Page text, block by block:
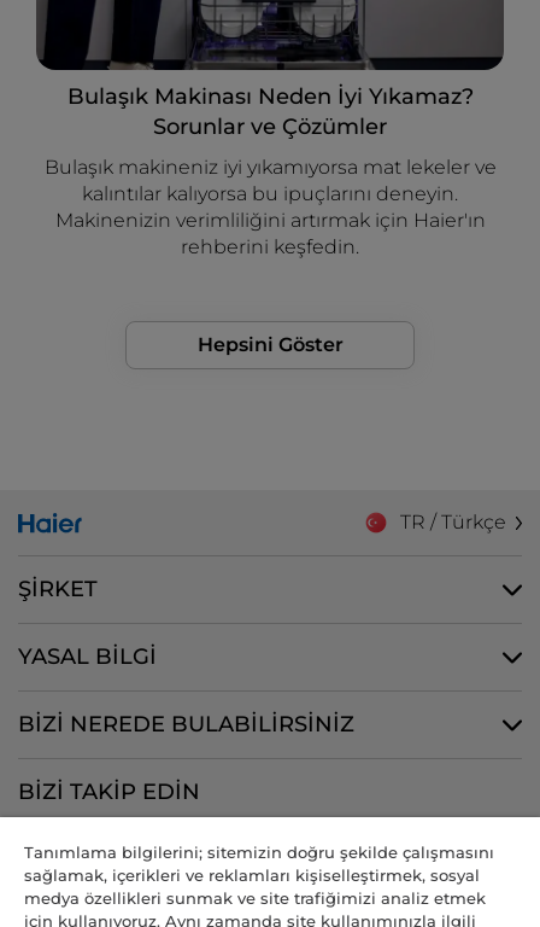
Bulaşık Makinası Neden İyi Yıkamaz?
Sorunlar ve Çözümler
Bulaşık makineniz iyi yıkamıyorsa mat lekeler ve
kalıntılar kalıyorsa bu ipuçlarını deneyin.
Makinenizin verimliliğini artırmak için Haier'ın
rehberini keşfedin.
Hepsini Göster
TR / Türkçe
ŞİRKET
YASAL BİLGİ
BİZİ NEREDE BULABİLİRSİNİZ
BİZİ TAKİP EDİN
CANDY HOOVER GROUP S.r.I. - Tek Hissedar - MERKEZİ OFİS: Via
Tanımlama bilgilerini; sitemizin doğru şekilde çalışmasını
sağlamak, içerikleri ve reklamları kişiselleştirmek, sosyal
medya özellikleri sunmak ve site trafiğimizi analiz etmek
için kullanıyoruz. Aynı zamanda site kullanımınızla ilgili